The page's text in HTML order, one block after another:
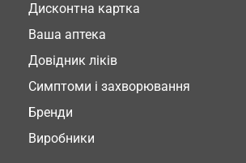
Дисконтна картка
Ваша аптека
Довідник ліків
Симптоми і захворювання
Бренди
Виробники